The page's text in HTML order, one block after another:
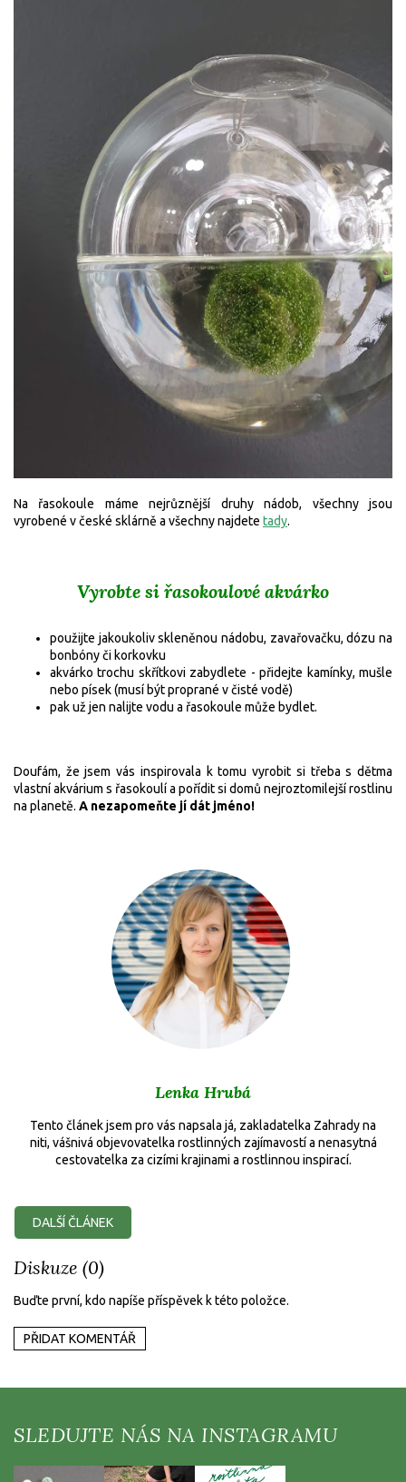
Na řasokoule máme nejrůznější druhy nádob, všechny jsou
vyrobené v české sklárně a všechny najdete tady.
Vyrobte si řasokoulové akvárko
použijte jakoukoliv skleněnou nádobu, zavařovačku, dózu na
bonbóny či korkovku
akvárko trochu skřítkovi zabydlete - přidejte kamínky, mušle
nebo písek (musí být proprané v čisté vodě)
pak už jen nalijte vodu a řasokoule může bydlet.
Doufám, že jsem vás inspirovala k tomu vyrobit si třeba s dětma
vlastní akvárium s řasokoulí a pořídit si domů nejroztomilejší rostlinu
na planetě. A nezapomeňte jí dát jméno!
Lenka Hrubá
Tento článek jsem pro vás napsala já, zakladatelka Zahrady na
niti, vášnivá objevovatelka rostlinných zajímavostí a nenasytná
cestovatelka za cizími krajinami a rostlinnou inspirací.
DALŠÍ ČLÁNEK
Diskuze (0)
Buďte první, kdo napíše příspěvek k této položce.
PŘIDAT KOMENTÁŘ